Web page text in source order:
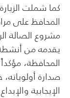
كما شملت
المحافظ على
مشروع الصالة
يقدمه من
المحافظة،
صدارة
الإيجابية